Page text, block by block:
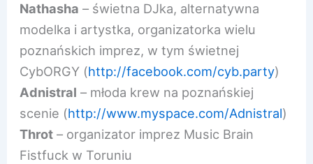
Nathasha – świetna DJka, alternatywna
modelka i artystka, organizatorka wielu
poznańskich imprez, w tym świetnej
CybORGY (http://facebook.com/cyb.party)
Adnistral – młoda krew na poznańskiej
scenie (http://www.myspace.com/Adnistral)
Throt – organizator imprez Music Brain
Fistfuck w Toruniu